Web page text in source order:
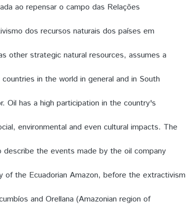
ao repensar o campo das Relações
dos recursos naturais dos países em
other strategic natural resources, assumes a
in the world in general and in South
Oil has a high participation in the country's
environmental and even cultural impacts. The
the events made by the oil company
of the Ecuadorian Amazon, before the extractivism
and Orellana (Amazonian region of